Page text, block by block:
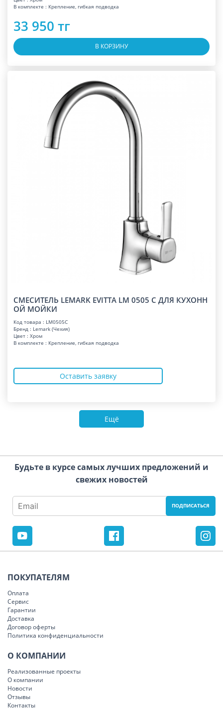
В комплекте : Крепление, гибкая подводка
33 950 тг
В КОРЗИНУ
СМЕСИТЕЛЬ LEMARK EVITTA LM 0505 C ДЛЯ КУХОНН
ОЙ МОЙКИ
Код товара : LM0505C
Бренд : Lemark (Чехия)
Цвет : Хром
В комплекте : Крепление, гибкая подводка
Оставить заявку
Ещё
Будьте в курсе самых лучших предложений и
свежих новостей
ПОКУПАТЕЛЯМ
Оплата
Сервис
Гарантии
Доставка
Договор оферты
Политика конфиденциальности
О КОМПАНИИ
Реализованные проекты
О компании
Новости
Отзывы
Контакты